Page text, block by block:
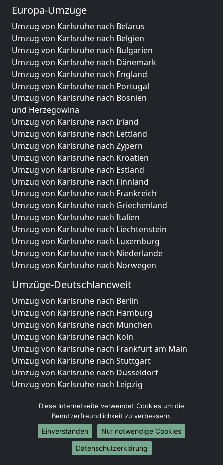
Europa-Umzüge
Umzug von Karlsruhe nach Belarus
Umzug von Karlsruhe nach Belgien
Umzug von Karlsruhe nach Bulgarien
Umzug von Karlsruhe nach Dänemark
Umzug von Karlsruhe nach England
Umzug von Karlsruhe nach Portugal
Umzug von Karlsruhe nach Bosnien
und Herzegowina
Umzug von Karlsruhe nach Irland
Umzug von Karlsruhe nach Lettland
Umzug von Karlsruhe nach Zypern
Umzug von Karlsruhe nach Kroatien
Umzug von Karlsruhe nach Estland
Umzug von Karlsruhe nach Finnland
Umzug von Karlsruhe nach Frankreich
Umzug von Karlsruhe nach Griechenland
Umzug von Karlsruhe nach Italien
Umzug von Karlsruhe nach Liechtenstein
Umzug von Karlsruhe nach Luxemburg
Umzug von Karlsruhe nach Niederlande
Umzug von Karlsruhe nach Norwegen
Umzüge-Deutschlandweit
Umzug von Karlsruhe nach Berlin
Umzug von Karlsruhe nach Hamburg
Umzug von Karlsruhe nach München
Umzug von Karlsruhe nach Köln
Umzug von Karlsruhe nach Frankfurt am Main
Umzug von Karlsruhe nach Stuttgart
Umzug von Karlsruhe nach Düsseldorf
Umzug von Karlsruhe nach Leipzig
Umzug von Karlsruhe nach Essen
Umzug von Karlsruhe nach Bremen
Umzug von Karlsruhe nach Dresden
Umzug von Karlsruhe nach Hannover
Umzug von Karlsruhe nach Nürnberg
Diese Internetseite verwendet Cookies um die
Benutzerfreundlichkeit zu verbessern.
Einverstanden
Nur notwendige Cookies
Datenschutzerklärung